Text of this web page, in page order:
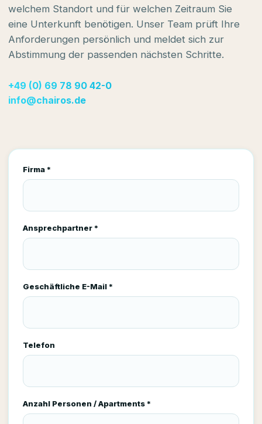
welchem Standort und für welchen Zeitraum Sie
eine Unterkunft benötigen. Unser Team prüft Ihre
Anforderungen persönlich und meldet sich zur
Abstimmung der passenden nächsten Schritte.
+49 (0) 69 78 90 42-0
info@chairos.de
Firma *
Ansprechpartner *
Geschäftliche E-Mail *
Telefon
Anzahl Personen / Apartments *